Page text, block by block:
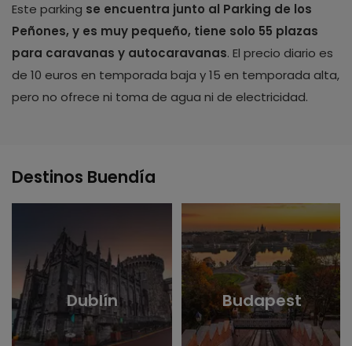
Este parking se encuentra junto al Parking de los
Peñones, y es muy pequeño, tiene solo 55 plazas
para caravanas y autocaravanas. El precio diario es
de 10 euros en temporada baja y 15 en temporada alta,
pero no ofrece ni toma de agua ni de electricidad.
Destinos Buendía
Dublín Budapest